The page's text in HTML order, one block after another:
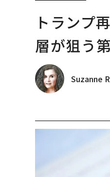
トランプ
層が狙う
Suzanne